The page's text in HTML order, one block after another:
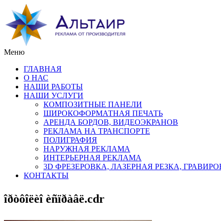
Меню
ГЛАВНАЯ
О НАС
НАШИ РАБОТЫ
НАШИ УСЛУГИ
КОМПОЗИТНЫЕ ПАНЕЛИ
ШИРОКОФОРМАТНАЯ ПЕЧАТЬ
АРЕНДА БОРДОВ, ВИДЕОЭКРАНОВ
РЕКЛАМА НА ТРАНСПОРТЕ
ПОЛИГРАФИЯ
НАРУЖНАЯ РЕКЛАМА
ИНТЕРЬЕРНАЯ РЕКЛАМА
3D ФРЕЗЕРОВКА, ЛАЗЕРНАЯ РЕЗКА,
КОНТАКТЫ
îðòôîëèî èñïðàâë.cdr